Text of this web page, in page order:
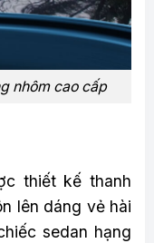
nhôm cao cấp
thiết kế thanh
lên dáng vẻ hài
sedan hạng